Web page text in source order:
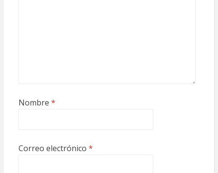
Nombre *
Correo electrónico *